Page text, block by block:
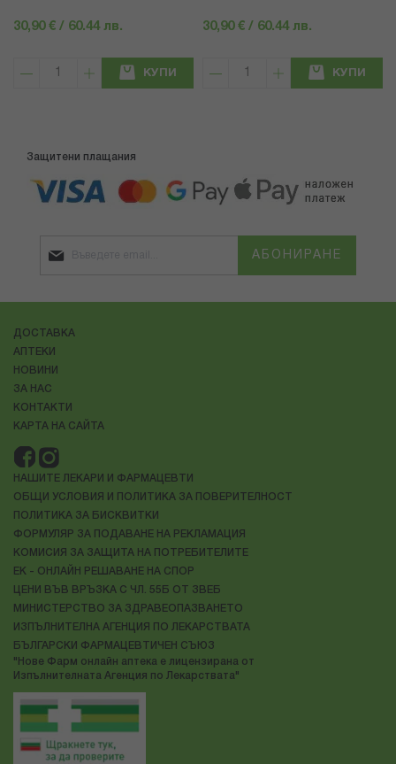
30,90 € / 60.44 лв.
КУПИ
30,90 € / 60.44 лв.
КУПИ
Защитени плащания
АБОНИРАНЕ
ДОСТАВКА
АПТЕКИ
НОВИНИ
ЗА НАС
КОНТАКТИ
КАРТА НА САЙТА
НАШИТЕ ЛЕКАРИ И ФАРМАЦЕВТИ
ОБЩИ УСЛОВИЯ И ПОЛИТИКА ЗА ПОВЕРИТЕЛНОСТ
ПОЛИТИКА ЗА БИСКВИТКИ
ФОРМУЛЯР ЗА ПОДАВАНЕ НА РЕКЛАМАЦИЯ
КОМИСИЯ ЗА ЗАЩИТА НА ПОТРЕБИТЕЛИТЕ
ЕК - ОНЛАЙН РЕШАВАНЕ НА СПОР
ЦЕНИ ВЪВ ВРЪЗКА С ЧЛ. 55Б ОТ ЗВЕБ
МИНИСТЕРСТВО ЗА ЗДРАВЕОПАЗВАНЕТО
ИЗПЪЛНИТЕЛНА АГЕНЦИЯ ПО ЛЕКАРСТВАТА
БЪЛГАРСКИ ФАРМАЦЕВТИЧЕН СЪЮЗ
"Нове Фарм онлайн аптека е лицензирана от
Изпълнителната Агенция по Лекарствата"